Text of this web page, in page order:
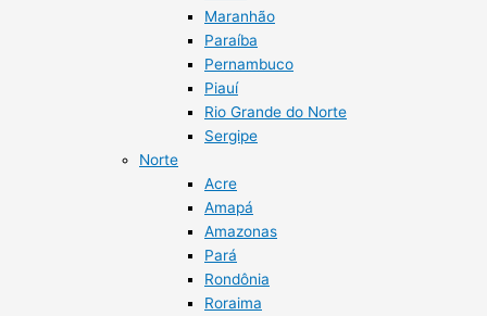
Maranhão
Paraíba
Pernambuco
Piauí
Rio Grande do Norte
Sergipe
Norte
Acre
Amapá
Amazonas
Pará
Rondônia
Roraima